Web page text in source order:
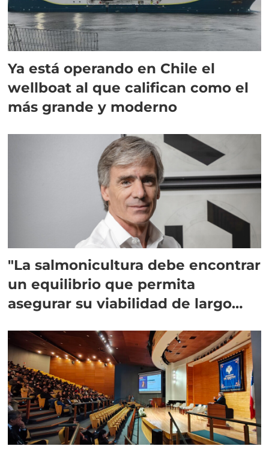
Ya está operando en Chile el
wellboat al que califican como el
más grande y moderno
"La salmonicultura debe encontrar
un equilibrio que permita
asegurar su viabilidad de largo